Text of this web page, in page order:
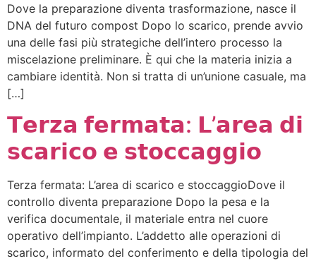
Dove la preparazione diventa trasformazione, nasce il
DNA del futuro compost Dopo lo scarico, prende avvio
una delle fasi più strategiche dell’intero processo la
miscelazione preliminare. È qui che la materia inizia a
cambiare identità. Non si tratta di un’unione casuale, ma
[…]
𝗧𝗲𝗿𝘇𝗮 𝗳𝗲𝗿𝗺𝗮𝘁𝗮: 𝗟’𝗮𝗿𝗲𝗮 𝗱𝗶
𝘀𝗰𝗮𝗿𝗶𝗰𝗼 𝗲 𝘀𝘁𝗼𝗰𝗰𝗮𝗴𝗴𝗶𝗼
Terza fermata: L’area di scarico e stoccaggioDove il
controllo diventa preparazione Dopo la pesa e la
verifica documentale, il materiale entra nel cuore
operativo dell’impianto. L’addetto alle operazioni di
scarico, informato del conferimento e della tipologia del